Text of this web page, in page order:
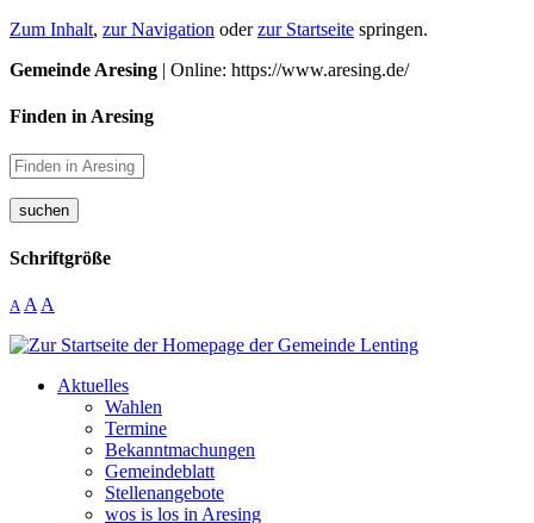
Zum Inhalt, zur Navigation oderzur Startseite springen.
Gemeinde Aresing | Online: https://www.aresing.de/
Finden in Aresing
suchen
Schriftgröße
A A A
Aktuelles
Wahlen
Termine
Bekanntmachungen
Gemeindeblatt
Stellenangebote
wos is los in Aresing